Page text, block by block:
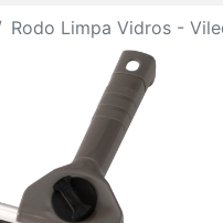
Rodo Limpa Vidros -